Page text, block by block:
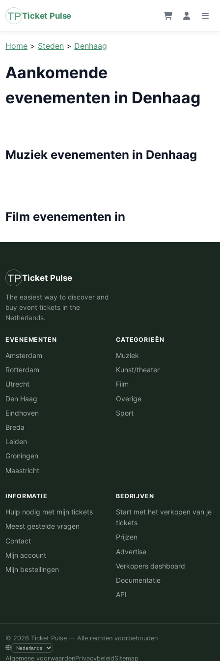
Ticket Pulse
Home > Steden > Denhaag
Aankomende
evenementen in Denhaag
Muziek evenementen in Denhaag
Film evenementen in
Ticket Pulse
The easiest way to discover and
buy event tickets in the
Netherlands.
EVENEMENTEN
Amsterdam
Rotterdam
Utrecht
Den Haag
Eindhoven
Breda
Leiden
Groningen
Maastricht
CATEGORIEËN
Muziek
Kunst/theater
Film
Overige
Sport
INFORMATIE
Hulp nodig met mijn tickets
Meest gestelde vragen
Contact
Mijn account
Mijn bestellingen
BEDRIJVEN
Start met het verkopen van je
tickets
Prijzen
Advertise
Verkopers dashboard
Documentatie
API
© 2026 Ticket Pulse — Alle rechten voorbehouden
Algemene voorwaardenPrivacybeleidSitemap